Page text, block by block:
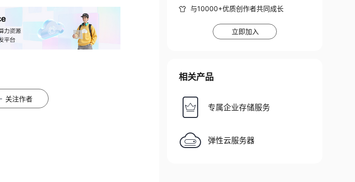
关注作者
与10000+优质创作者共同成长
立即加入
相关产品
专属企业存储服务
弹性云服务器